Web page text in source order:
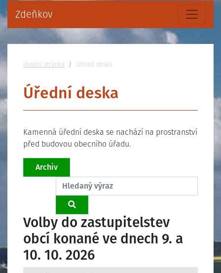
Zdeňkov
Nacházíte se:
Úvodní stránka Úřední deska
Úřední deska
Kamenná úřední deska se nachází na prostranství
před budovou obecního úřadu.
Archiv
Volby do zastupitelstev
obcí konané ve dnech 9. a
10. 10. 2026